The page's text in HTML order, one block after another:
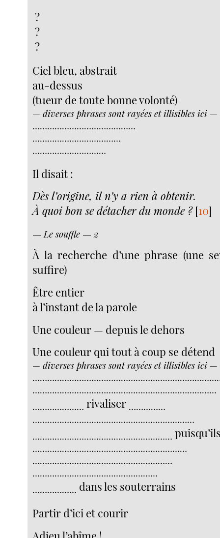
?
?
?
Ciel bleu, abstrait
au-dessus
(tueur de toute bonne volonté)
—diverses phrases sont rayées et illisibles ici —
……………………………………
………………………………
…………………………
Il disait :
Dès l’origine, il n’y a rien à obtenir.
À quoi bon se détacher du monde ?[10]
— Le souffle — 2
À la recherche d’une phrase (une
suffire)
Être entier
à l’instant de la parole
Une couleur — depuis le dehors
Une couleur qui tout à coup se détend
— diverses phrases sont rayées et illisibles ici —
…………………………………………………………………
………………… rivaliser ……………
…………………………………………………………
…………………………………………………
………………………………………………………
…………………………………………………
……………………………………………
……………… dans les souterrains
Partir d’ici et courir